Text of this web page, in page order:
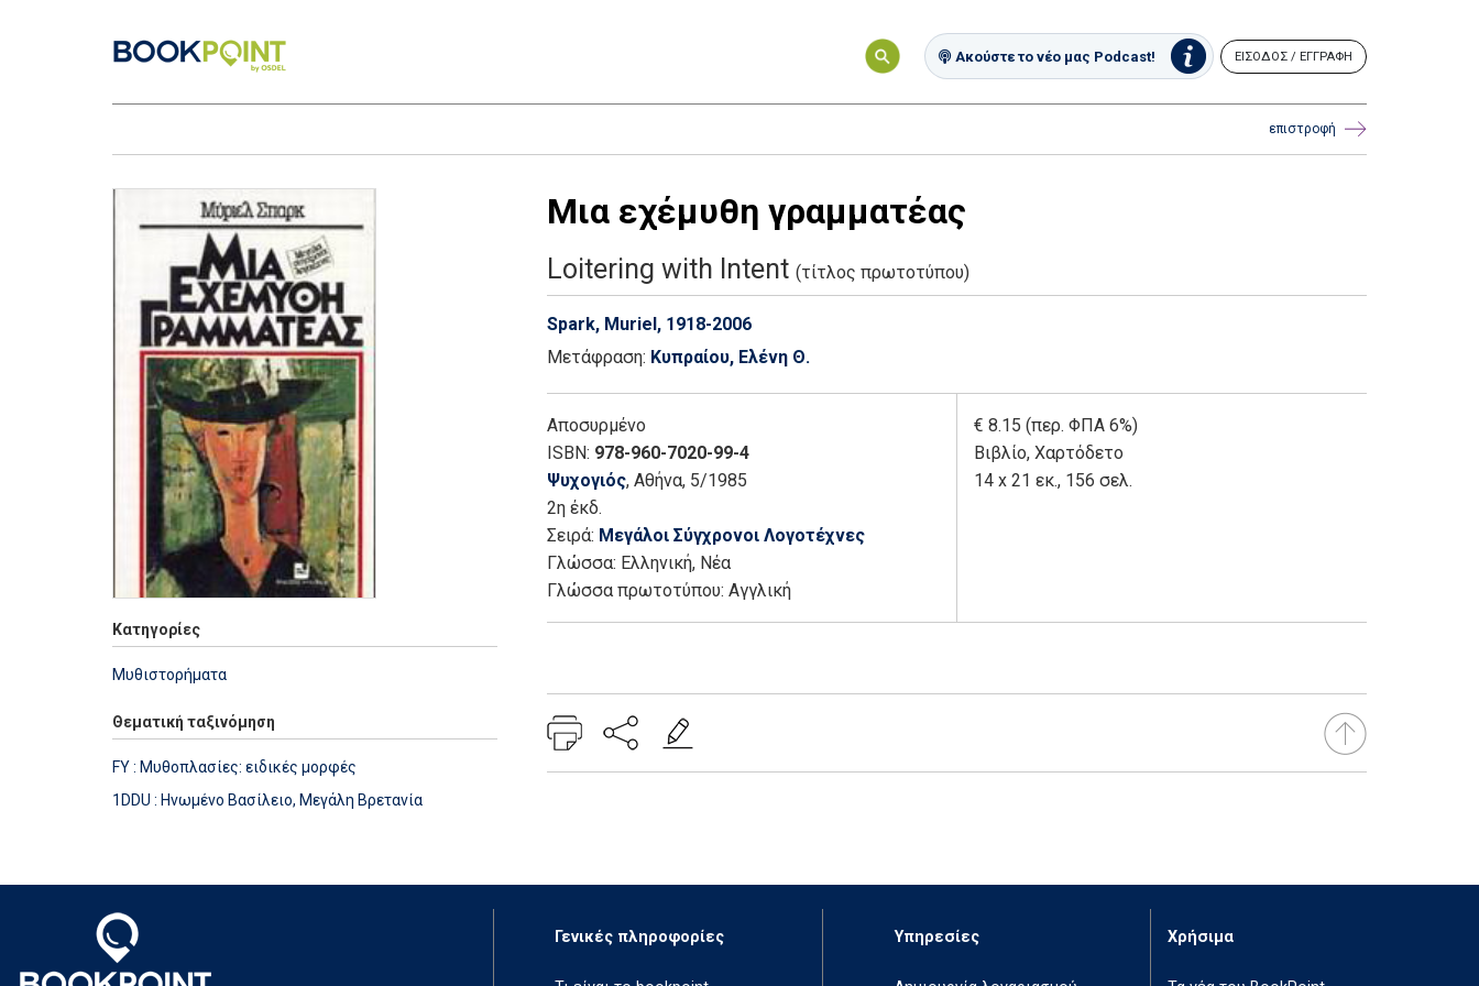
Ακούστε το νέο μας Podcast! ΕΙΣΟΔΟΣ / ΕΓΓΡΑΦΗ
επιστροφή
Κατηγορίες
Μυθιστορήματα
Θεματική ταξινόμηση
FY : Μυθοπλασίες: ειδικές μορφές
1DDU : Ηνωμένο Βασίλειο, Μεγάλη Βρετανία
Μια εχέμυθη γραμματέας
Loitering with Intent (τίτλος πρωτοτύπου)
Spark, Muriel, 1918-2006
Μετάφραση: Κυπραίου, Ελένη Θ.
Αποσυρμένο
ISBN: 978-960-7020-99-4
Ψυχογιός, Αθήνα, 5/1985
2η έκδ.
Σειρά: Μεγάλοι Σύγχρονοι Λογοτέχνες
Γλώσσα: Ελληνική, Νέα
Γλώσσα πρωτοτύπου: Αγγλική
€ 8.15 (περ. ΦΠΑ 6%)
Βιβλίο, Χαρτόδετο
14 x 21 εκ., 156 σελ.
Γενικές πληροφορίες Υπηρεσίες Χρήσιμα